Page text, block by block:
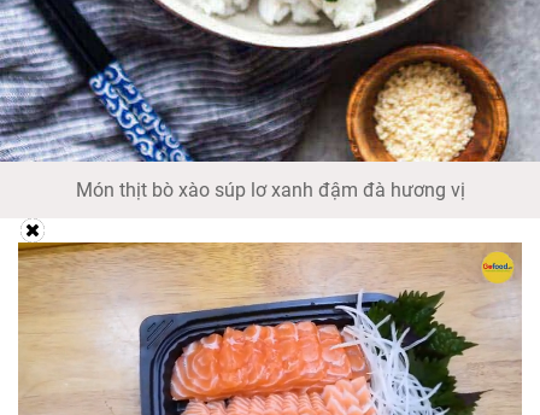
Món thịt bò xào súp lơ xanh đậm đà hương vị